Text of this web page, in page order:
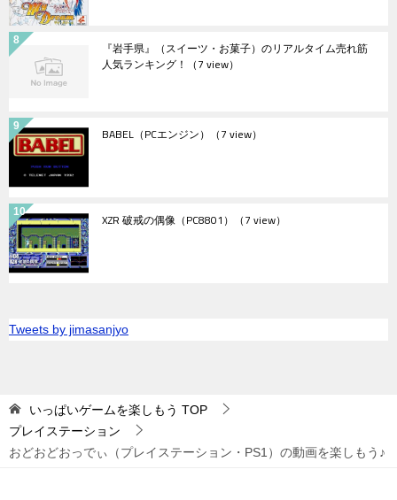
『岩手県』（スイーツ・お菓子）のリアルタイム売れ筋
人気ランキング！ （7 view）
BABEL（PCエンジン） （7 view）
XZR 破戒の偶像（PC8801） （7 view）
Tweets by jimasanjyo
いっぱいゲームを楽しもう TOP
プレイステーション
おどおどおっでぃ（プレイステーション・PS1）の動画を楽しもう♪